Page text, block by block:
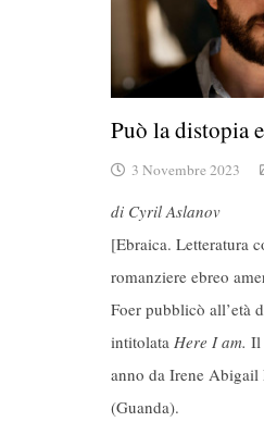
Può la distopia
3 Novembre 2023
di Cyril Aslanov
[Ebraica. Letteratura
romanziere ebreo
Foer pubblicò all’età
intitolata Here I am. Il
anno da Irene
(Guanda).